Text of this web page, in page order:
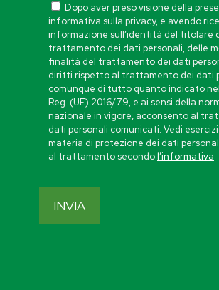
Dopo aver preso visione della
informativa sulla privacy, e avendo
informazione sull’identità del titolare
trattamento dei dati personali, delle
finalità del trattamento dei dati
diritti rispetto al trattamento dei dati
comunque di tutto quanto indicato
Reg. (UE) 2016/79, e ai sensi della
nazionale in vigore, acconsento al
dati personali comunicati. Vedi
materia di protezione dei dati
al trattamento secondol’informativa